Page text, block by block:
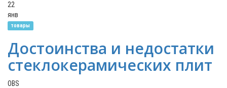
22
янв
товары
Достоинства и недостатки
стеклокерамических плит
OBS